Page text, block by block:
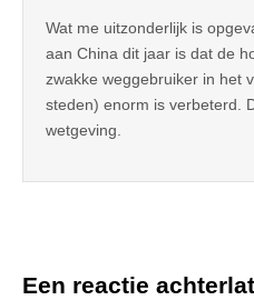
Wat me uitzonderlijk is
aan China dit jaar is dat de
zwakke weggebruiker in het
steden) enorm is verbeterd.
wetgeving.
Een reactie